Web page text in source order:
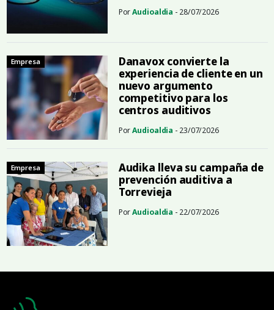
PorAudioaldia - 28/07/2026
Empresa
Danavox convierte la
experiencia de cliente en un
nuevo argumento
competitivo para los
centros auditivos
PorAudioaldia - 23/07/2026
Empresa
Audika lleva su campaña de
prevención auditiva a
Torrevieja
PorAudioaldia - 22/07/2026